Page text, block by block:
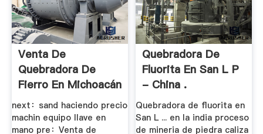
Venta De
Quebradora De
Fierro En Michoacán
- .
next：sand haciendo precio
machin equipo llave en
mano pre：Venta de
Quebradora De
Fluorita En San L P
- China .
Quebradora de fluorita en
San L ... en la india proceso
de mineria de piedra caliza